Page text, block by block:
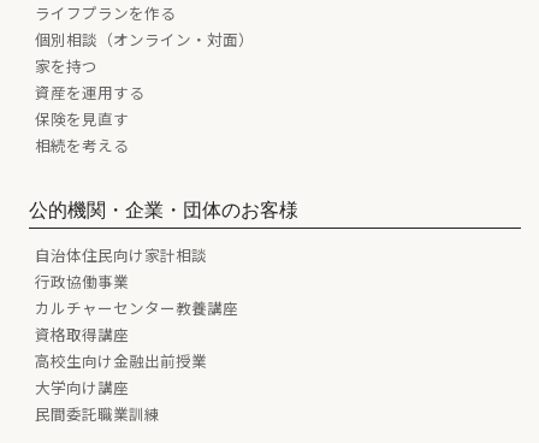
ライフプランを作る
個別相談（オンライン・対面）
家を持つ
資産を運用する
保険を見直す
相続を考える
公的機関・企業・団体のお客様
自治体住民向け家計相談
行政協働事業
カルチャーセンター教養講座
資格取得講座
高校生向け金融出前授業
大学向け講座
民間委託職業訓練